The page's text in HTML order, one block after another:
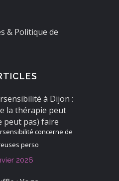
& Politique de
à Dijon :
la thérapie peut
peut pas) faire
concerne de
perso
2026